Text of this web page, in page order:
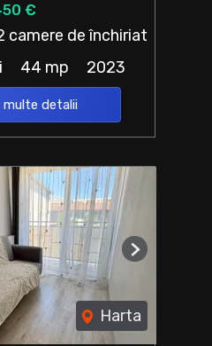
€
camere de închiriat
44 mp 2023
multe detalii
Harta
Next